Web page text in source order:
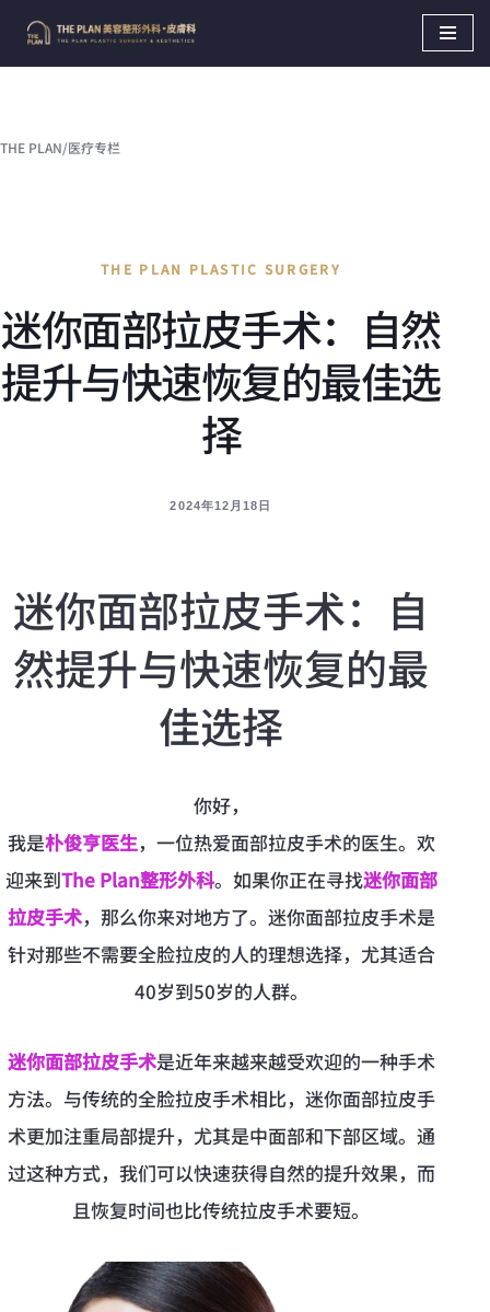
THE PLAN/医疗专栏
THE PLAN PLASTIC SURGERY
迷你面部拉皮手术：自然
提升与快速恢复的最佳选
择
2024年12月18日
迷你面部拉皮手术：自
然提升与快速恢复的最
佳选择
你好，
我是朴俊亨医生，一位热爱面部拉皮手术的医生。欢
迎来到The Plan整形外科。如果你正在寻找迷你面部
拉皮手术，那么你来对地方了。迷你面部拉皮手术是
针对那些不需要全脸拉皮的人的理想选择，尤其适合
40岁到50岁的人群。
迷你面部拉皮手术是近年来越来越受欢迎的一种手术
方法。与传统的全脸拉皮手术相比，迷你面部拉皮手
术更加注重局部提升，尤其是中面部和下部区域。通
过这种方式，我们可以快速获得自然的提升效果，而
且恢复时间也比传统拉皮手术要短。